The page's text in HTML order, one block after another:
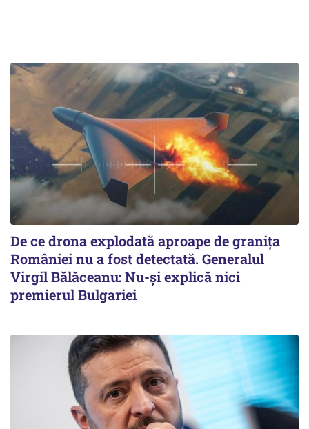
De ce drona explodată aproape de granița
României nu a fost detectată. Generalul
Virgil Bălăceanu: Nu-și explică nici
premierul Bulgariei